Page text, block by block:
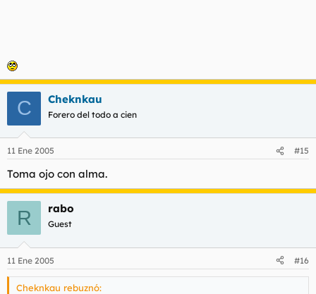
C Cheknkau
Forero del todo a cien
11 Ene 2005 #15
Toma ojo con alma.
R rabo
Guest
11 Ene 2005 #16
Cheknkau rebuznó: